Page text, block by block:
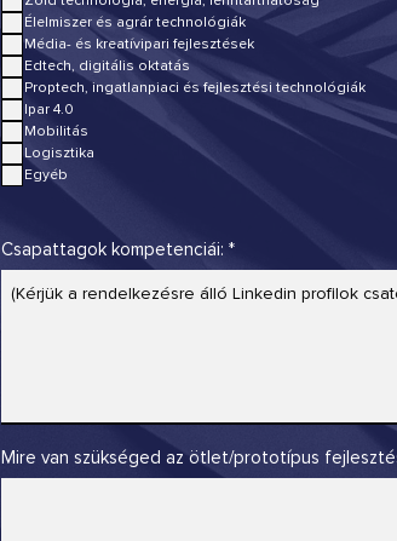
Élelmiszer és agrár technológiák
Média- és kreatívipari fejlesztések
Edtech, digitális oktatás
Proptech, ingatlanpiaci és fejlesztési technológiák
Ipar 4.0
Mobilitás
Logisztika
Egyéb
Csapattagok kompetenciái:
Mire van szükséged az ötlet/prototípus